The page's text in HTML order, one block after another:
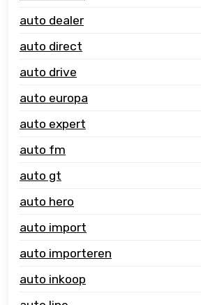
auto dealer
auto direct
auto drive
auto europa
auto expert
auto fm
auto gt
auto hero
auto import
auto importeren
auto inkoop